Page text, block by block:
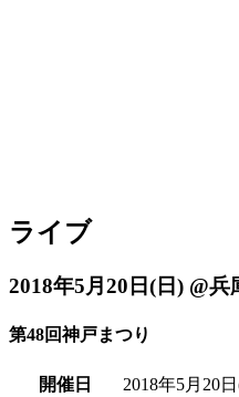
ライブ
2018年5月20日(日) @兵
第48回神戸まつり
開催日 2018年5月20日